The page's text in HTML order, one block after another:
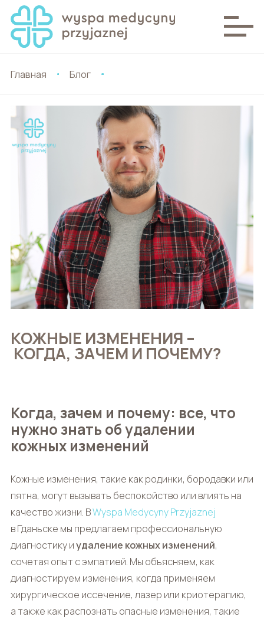
Главная Блог
КОЖНЫЕ ИЗМЕНЕНИЯ –
КОГДА, ЗАЧЕМ И ПОЧЕМУ?
Когда, зачем и почему: все, что
нужно знать об удалении
кожных изменений
Кожные изменения, такие как родинки, бородавки или
пятна, могут вызывать беспокойство или влиять на
качество жизни. ВWyspa Medycyny Przyjaznej
в Гданьске мы предлагаем профессиональную
диагностику иудаление кожных изменений,
сочетая опыт с эмпатией. Мы объясняем, как
диагностируем изменения, когда применяем
хирургическое иссечение, лазер или криотерапию,
а также как распознать опасные изменения, такие